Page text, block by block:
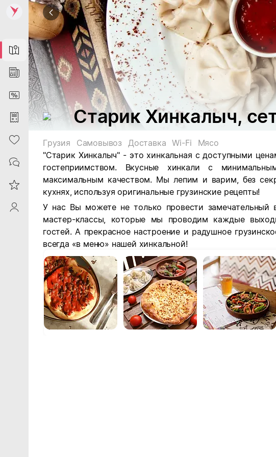
Map
News
DiscountCard
Purchases
Heart
Contacts
Reviews
ProfileSaby
Старик Хинкалыч,
Грузия Самовывоз Доставка Wi-Fi
Мясо
"Старик Хинкалыч" - это хинкальная с доступными
гостеприимством. Вкусные хинкали с
максимальным качеством. Мы лепим и варим, без
кухнях, используя оригинальные грузинские рецепты!
У нас Вы можете не только провести замечательный
мастер-классы, которые мы проводим каждые
гостей. А прекрасное настроение и радушное
всегда «в меню» нашей хинкальной!